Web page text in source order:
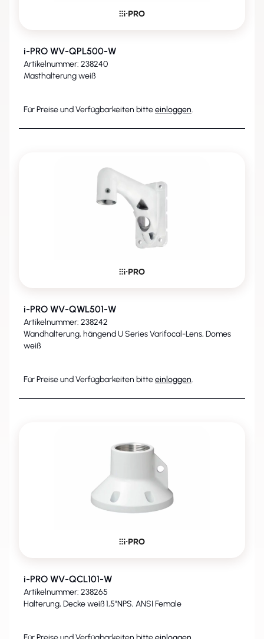
i-PRO WV-QPL500-W
Artikelnummer: 238240
Masthalterung weiß
Für Preise und Verfügbarkeiten bitteeinloggen.
i-PRO WV-QWL501-W
Artikelnummer: 238242
Wandhalterung, hängend U Series Varifocal-Lens, Domes
weiß
Für Preise und Verfügbarkeiten bitteeinloggen.
i-PRO WV-QCL101-W
Artikelnummer: 238265
Halterung, Decke weiß 1,5"NPS, ANSI Female